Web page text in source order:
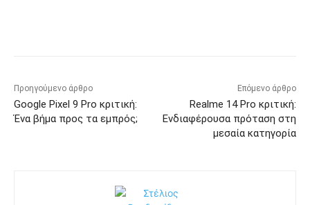
Προηγούμενο άρθρο
Google Pixel 9 Pro κριτική:
Ένα βήμα προς τα εμπρός;
Επόμενο άρθρο
Realme 14 Pro κριτική:
Ενδιαφέρουσα πρόταση στη
μεσαία κατηγορία